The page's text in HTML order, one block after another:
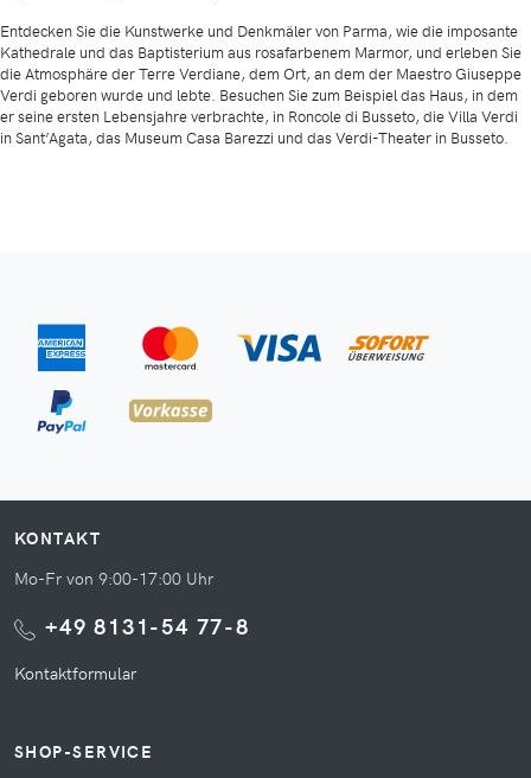
Entdecken Sie die Kunstwerke und Denkmäler von Parma, wie die imposante
Kathedrale und das Baptisterium aus rosafarbenem Marmor, und erleben Sie
die Atmosphäre der Terre Verdiane, dem Ort, an dem der Maestro Giuseppe
Verdi geboren wurde und lebte. Besuchen Sie zum Beispiel das Haus, in dem
er seine ersten Lebensjahre verbrachte, in Roncole di Busseto, die Villa Verdi
in Sant’Agata, das Museum Casa Barezzi und das Verdi-Theater in Busseto.
KONTAKT
Mo-Fr von 9:00-17:00 Uhr
+49 8131-54 77-8
Kontaktformular
SHOP-SERVICE